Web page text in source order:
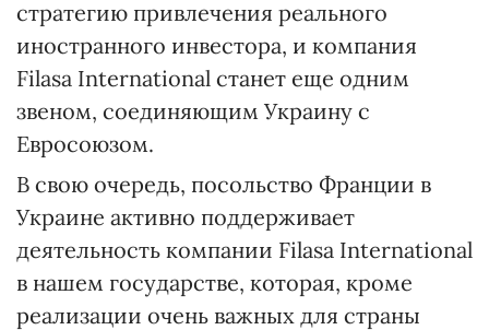
стратегию привлечения реального
иностранного инвестора, и компания
Filasa Inter­national станет еще одним
звеном, соединяющим Украину с
Евросоюзом.
В свою очередь, посольство Франции в
Украине активно поддерживает
деятельность компании Filasa International
в нашем государстве, которая, кроме
реализации очень важных для страны